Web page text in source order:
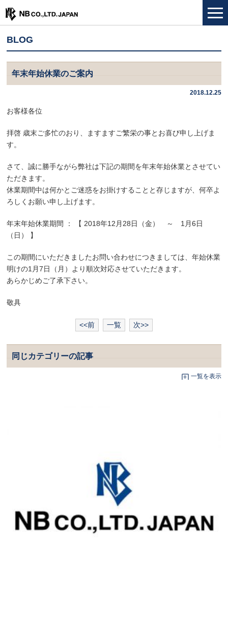
BLOG
年末年始休業のご案内
2018.12.25
お客様各位
拝啓 歳末ご多忙のおり、ますますご繁栄の事とお喜び申し上げま
す。
さて、誠に勝手ながら弊社は下記の期間を年末年始休業とさせてい
ただきます。
休業期間中は何かとご迷惑をお掛けすることと存じますが、何卒よ
ろしくお願い申し上げます。
年末年始休業期間 ： 【 2018年12月28日（金） ～ 1月6日
（日） 】
この期間にいただきましたお問い合わせにつきましては、年始休業
明けの1月7日（月）より順次対応させていただきます。
あらかじめご了承下さい。
敬具
<<前 一覧 次>>
同じカテゴリーの記事
一覧を表示